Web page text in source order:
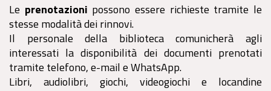
Le prenotazioni possono essere richieste tramite le
stesse modalità dei rinnovi.
Il personale della biblioteca comunicherà agli
interessati la disponibilità dei documenti prenotati
tramite telefono, e-mail e WhatsApp.
Libri, audiolibri, giochi, videogiochi e locandine